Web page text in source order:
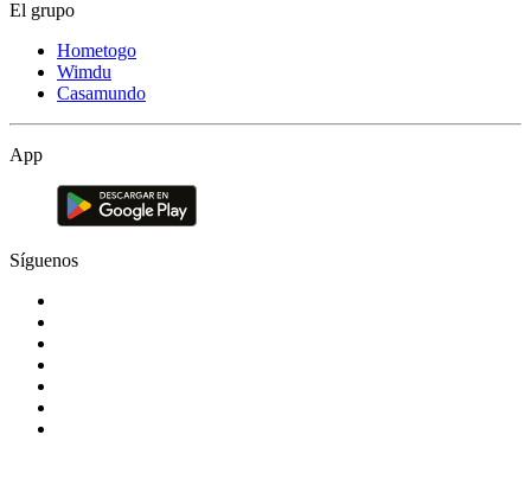
El grupo
Hometogo
Wimdu
Casamundo
App
Síguenos